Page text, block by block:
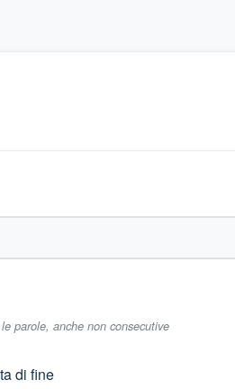
parole, anche non consecutive
di fine